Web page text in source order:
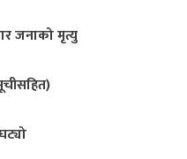
जनाको मृत्यु